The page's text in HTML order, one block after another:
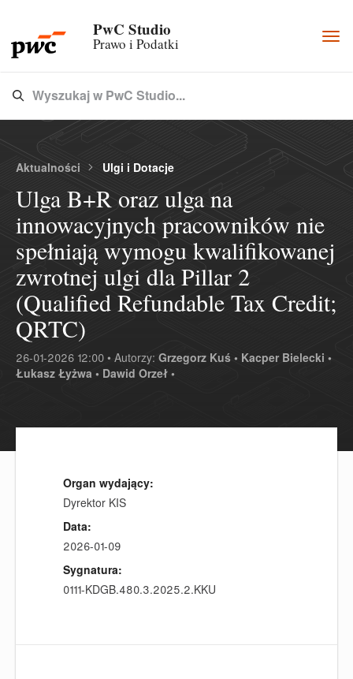
PwC Studio
Prawo i Podatki
Type 3 or more characters for results.
Wyszukaj w PwC Studio...
Aktualności Ulgi i Dotacje
Ulga B+R oraz ulga na
innowacyjnych pracowników nie
spełniają wymogu kwalifikowanej
zwrotnej ulgi dla Pillar 2
(Qualified Refundable Tax Credit;
QRTC)
26-01-2026 12:00 • Autorzy: Grzegorz Kuś • Kacper Bielecki •
Łukasz Łyżwa • Dawid Orzeł •
Organ wydający:
Dyrektor KIS
Data:
2026-01-09
Sygnatura:
0111-KDGB.480.3.2025.2.KKU